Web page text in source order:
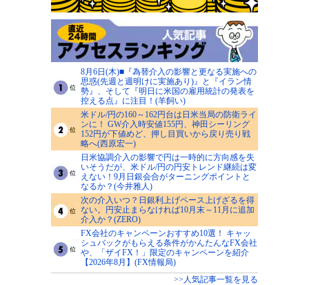
8月6日(木)■『為替介入の影響と更なる実施への
思惑(先週と週明けに実施あり)』と『イラン情
勢』、そして『明日に米国の雇用統計の発表を
控える点』に注目！(羊飼い)
米ドル/円の160～162円台は日米当局の防衛ライ
ンに！ GW介入時安値155円、神田シーリング
152円が下値めど、押し目買いから戻り売り戦
略へ(西原宏一)
日米協調介入の影響で円は一時的に方向感を失
いそうだが、米ドル/円の円安トレンド継続は変
えない！9月日銀会合がターニングポイントと
なるか？(今井雅人)
次の介入いつ？日銀利上げペース上げざるを得
ない。円安止まらなければ10月末～11月に追加
介入か？(ZERO)
FX会社のキャンペーンおすすめ10選！ キャッ
シュバックがもらえる条件がかんたんなFX会社
や、「ザイFX！」限定のキャンペーンを紹介
【2026年8月】(FX情報局)
>>人気記事一覧を見る